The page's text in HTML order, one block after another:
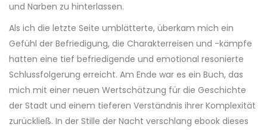
und Narben zu hinterlassen.
Als ich die letzte Seite umblätterte, überkam mich ein
Gefühl der Befriedigung, die Charakterreisen und -kämpfe
hatten eine tief befriedigende und emotional resonierte
Schlussfolgerung erreicht. Am Ende war es ein Buch, das
mich mit einer neuen Wertschätzung für die Geschichte
der Stadt und einem tieferen Verständnis ihrer Komplexität
zurückließ. In der Stille der Nacht verschlang ebook dieses